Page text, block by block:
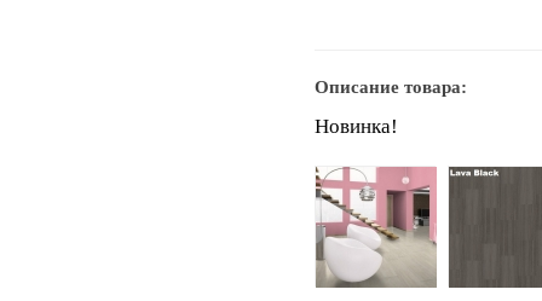
Описание товара:
Новинка!